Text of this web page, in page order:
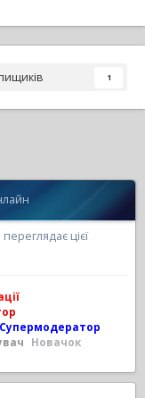
1
цієї
Супермодератор
Новачок